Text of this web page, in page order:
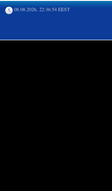
08.08.2026, 22:36:54 EEST